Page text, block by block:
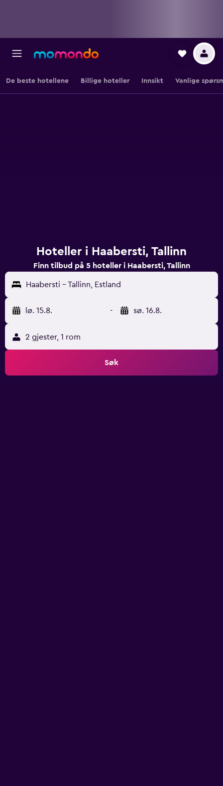
De beste hotellene Billige hoteller Innsikt Vanlige
Hoteller i Haabersti, Tallinn
Finn tilbud på 5 hoteller i Haabersti, Tallinn
Haabersti - Tallinn, Estland
lø. 15.8. - sø. 16.8.
2 gjester, 1 rom
Søk